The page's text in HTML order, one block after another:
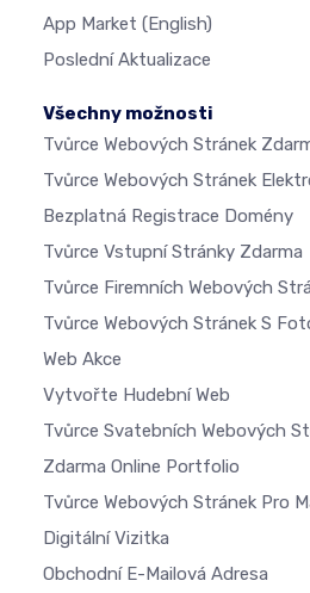
App Market (English)
Poslední Aktualizace
Všechny možnosti
Tvůrce Webových Stránek
Tvůrce Webových Stránek
Bezplatná Registrace Domény
Tvůrce Vstupní Stránky Zdarma
Tvůrce Firemních Webových
Tvůrce Webových Stránek S
Web Akce
Vytvořte Hudební Web
Tvůrce Svatebních Webových
Zdarma Online Portfolio
Tvůrce Webových Stránek Pro
Digitální Vizitka
Obchodní E-Mailová Adresa